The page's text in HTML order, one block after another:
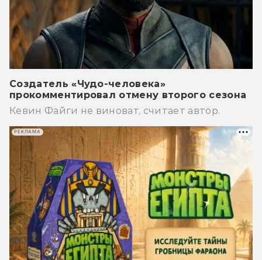
Создатель «Чудо-человека»
прокомментировал отмену второго сезона
Кевин Файги не виноват, считает автор.
РЕКЛАМА